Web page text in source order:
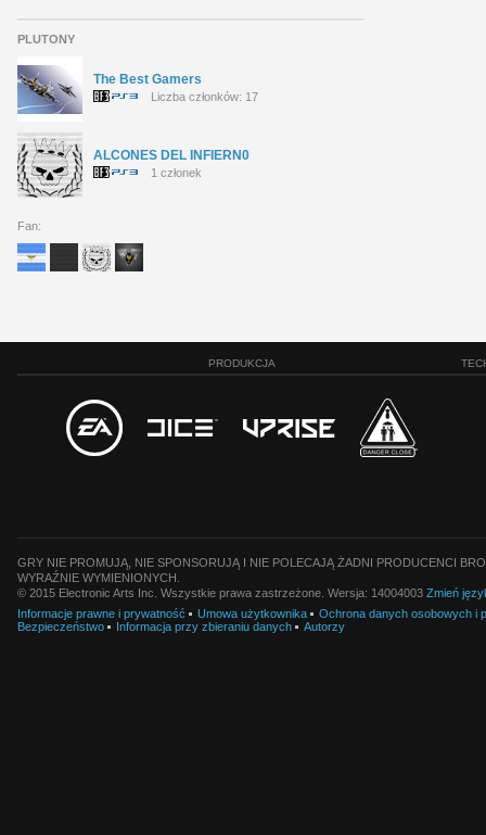
PLUTONY
The Best Gamers
Liczba członków: 17
ALCONES DEL INFIERN0
1 członek
Fan:
PRODUKCJA
GRY NIE PROMUJĄ, NIE SPONSORUJĄ I NIE POLECAJĄ ŻADNI PRODUCENCI
WYRAŹNIE WYMIENIONYCH.
© 2015 Electronic Arts Inc. Wszystkie prawa zastrzeżone. Wersja: 14004003 Zmień
Informacje prawne i prywatność
Umowa użytkownika
Ochrona danych osobowych i
Bezpieczeństwo
Informacja przy zbieraniu danych Autorzy